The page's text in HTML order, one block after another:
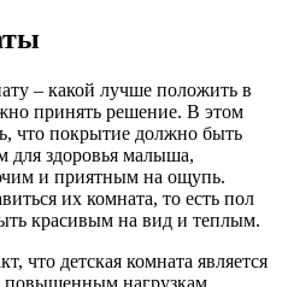
– какой лучше положить в
принять решение. В этом
что покрытие должно быть
для здоровья малыша,
и приятным на ощупь.
их комната, то есть пол
красивым на вид и теплым.
что детская комната является